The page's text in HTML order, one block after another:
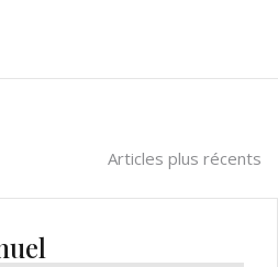
Articles plus récents